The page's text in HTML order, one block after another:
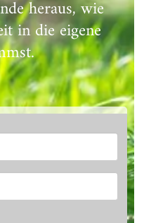
heraus, wie
in die eigene